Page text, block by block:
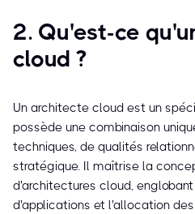
2. Qu'est-ce
cloud ?
Un architecte cloud est un
possède une combinaison
techniques, de qualités
stratégique. Il maîtrise la
d'architectures cloud,
d'applications et l'allocation